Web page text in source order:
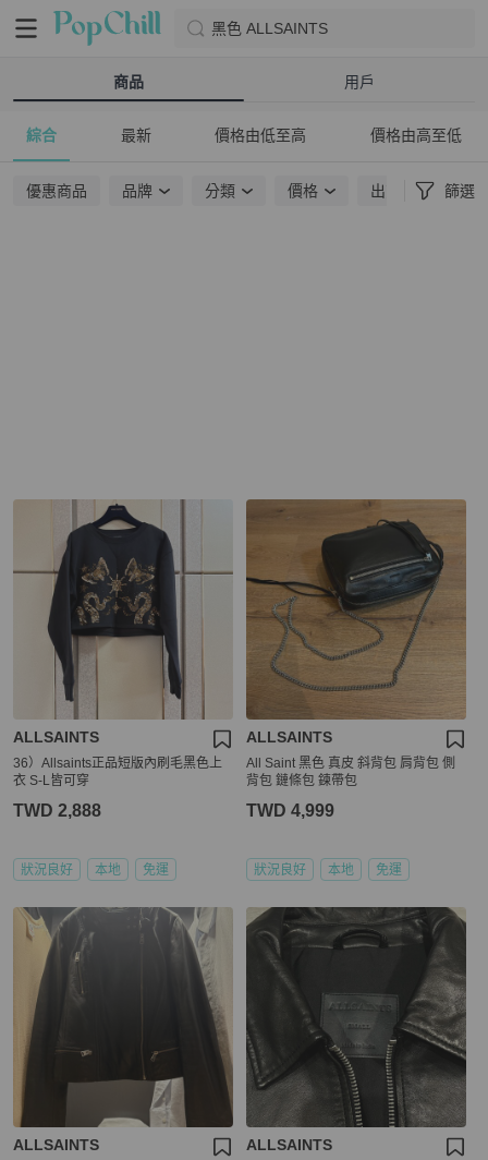
黑色 ALLSAINTS
商品 用戶
綜合 最新 價格由低至高 價格由高至低
優惠商品 品牌 分類 價格 出貨地點 篩選
ALLSAINTS
36）Allsaints正品短版內刷毛黑色上
衣 S-L皆可穿
TWD 2,888
狀況良好 本地 免運
ALLSAINTS
All Saint 黑色 真皮 斜背包 肩背包 側
背包 鏈條包 鍊帶包
TWD 4,999
狀況良好 本地 免運
ALLSAINTS ALLSAINTS